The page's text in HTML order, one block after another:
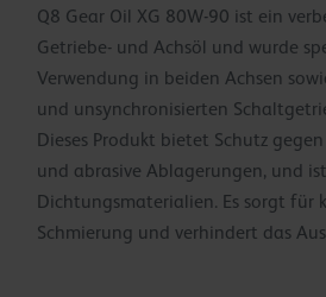
Q8 Gear Oil XG 80W-90 ist ein
Getriebe- und Achsöl und wurde
Verwendung in beiden Achsen
und unsynchronisierten
Dieses Produkt bietet Schutz
und abrasive Ablagerungen, und
Dichtungsmaterialien. Es sorgt für
Schmierung und verhindert das